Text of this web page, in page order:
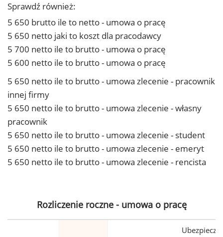
Sprawdź również:
5 650 brutto ile to netto - umowa o pracę
5 650 netto jaki to koszt dla pracodawcy
5 700 netto ile to brutto - umowa o pracę
5 600 netto ile to brutto - umowa o pracę
5 650 netto ile to brutto - umowa zlecenie - pracownik
innej firmy
5 650 netto ile to brutto - umowa zlecenie - własny
pracownik
5 650 netto ile to brutto - umowa zlecenie - student
5 650 netto ile to brutto - umowa zlecenie - emeryt
5 650 netto ile to brutto - umowa zlecenie - rencista
Rozliczenie roczne - umowa o pracę